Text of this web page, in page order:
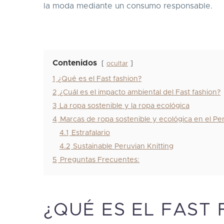
la moda mediante un consumo responsable.
Contenidos ocultar
1
¿Qué es el Fast fashion?
2 ¿Cuál es el impacto ambiental del Fast fashion?
3
La ropa sostenible y la ropa ecológica
4 Marcas de ropa sostenible y ecológica en el
4.1
Estrafalario
4.2 Sustainable Peruvian Knitting
5
Preguntas Frecuentes:
¿QUÉ ES EL FAST